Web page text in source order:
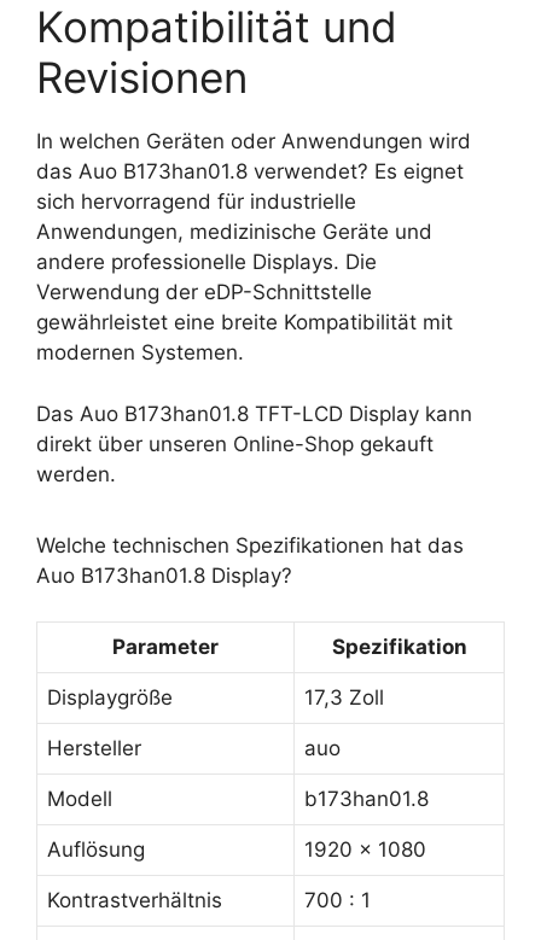
Kompatibilität und
Revisionen
In welchen Geräten oder Anwendungen wird
das Auo B173han01.8 verwendet? Es eignet
sich hervorragend für industrielle
Anwendungen, medizinische Geräte und
andere professionelle Displays. Die
Verwendung der eDP-Schnittstelle
gewährleistet eine breite Kompatibilität mit
modernen Systemen.
Das Auo B173han01.8 TFT-LCD Display kann
direkt über unseren Online-Shop gekauft
werden.
Welche technischen Spezifikationen hat das
Auo B173han01.8 Display?
Parameter Spezifikation
Displaygröße 17,3 Zoll
Hersteller auo
Modell b173han01.8
Auflösung 1920 x 1080
Kontrastverhältnis 700 : 1